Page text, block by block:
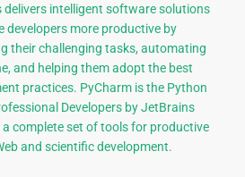
delivers intelligent software solutions
developers more productive by
their challenging tasks, automating
and helping them adopt the best
practices. PyCharm is the Python
Developers by JetBrains
a complete set of tools for productive
and scientific development.